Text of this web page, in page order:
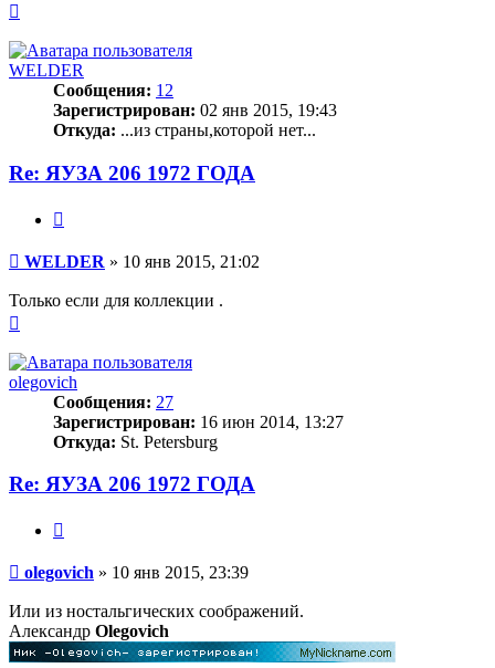
началу
WELDER
Сообщения: 12
Зарегистрирован: 02 янв 2015, 19:43
Откуда: ...из страны,которой нет...
Re: ЯУЗА 206 1972 ГОДА
Сообщение
WELDER » 10 янв 2015, 21:02
Только если для коллекции .
началу
olegovich
Сообщения: 27
Зарегистрирован: 16 июн 2014, 13:27
Откуда: St. Petersburg
Re: ЯУЗА 206 1972 ГОДА
Сообщение
olegovich » 10 янв 2015, 23:39
Или из ностальгических соображений.
Александр Olegovich